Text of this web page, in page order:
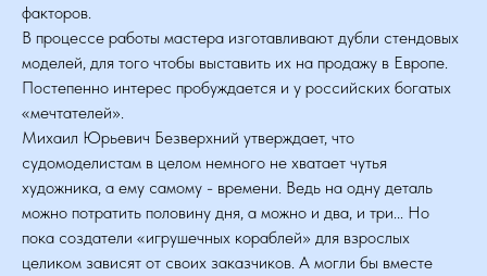
факторов.
В процессе работы мастера изготавливают дубли стендовых
моделей, для того чтобы выставить их на продажу в Европе.
Постепенно интерес пробуждается и у российских богатых
«мечтателей».
Михаил Юрьевич Безверхний утверждает, что
судомоделистам в целом немного не хватает чутья
художника, а ему самому - времени. Ведь на одну деталь
можно потратить половину дня, а можно и два, и три... Но
пока создатели «игрушечных кораблей» для взрослых
целиком зависят от своих заказчиков. А могли бы вместе